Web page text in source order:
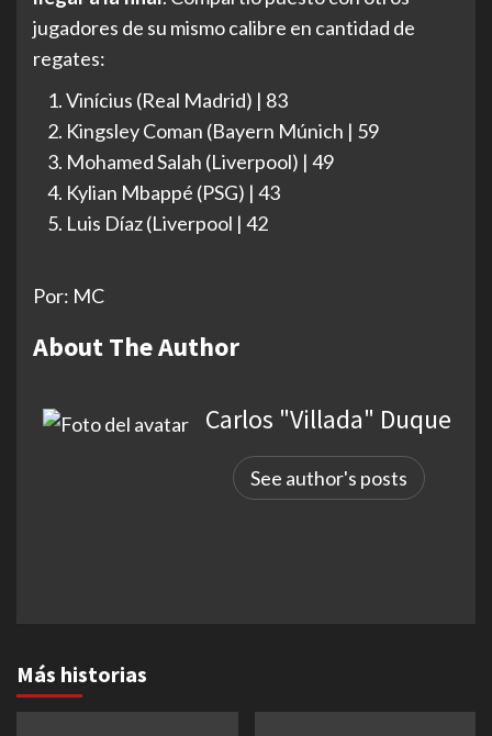
jugadores de su mismo calibre en cantidad de
regates:
Vinícius (Real Madrid) | 83
Kingsley Coman (Bayern Múnich | 59
Mohamed Salah (Liverpool) | 49
Kylian Mbappé (PSG) | 43
Luis Díaz (Liverpool | 42
Por: MC
About The Author
Carlos "Villada" Duque
See author's posts
Más historias